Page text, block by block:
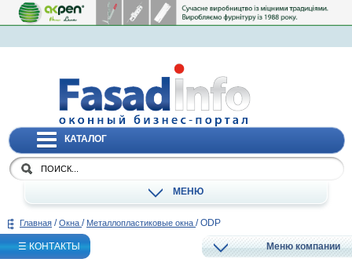
КАТАЛОГ
МЕНЮ
Главная / Окна / Металлопластиковые окна / ODP
☰ КОНТАКТЫ Меню компании